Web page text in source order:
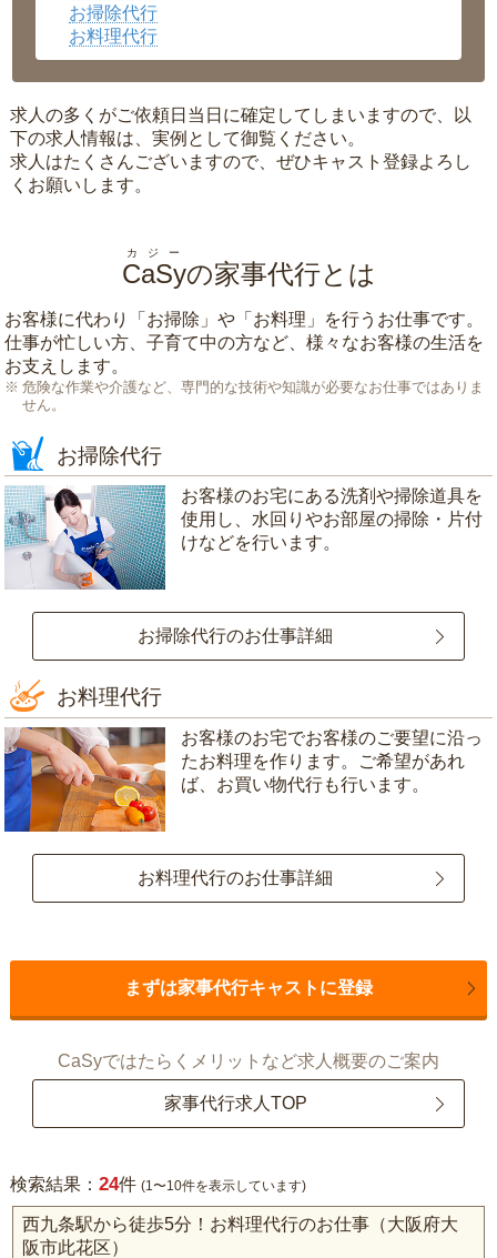
お掃除代行
お料理代行
求人の多くがご依頼日当日に確定してしまいますので、以
下の求人情報は、実例として御覧ください。
求人はたくさんございますので、ぜひキャスト登録よろし
くお願いします。
CaSy
カジー
の家事代行とは
お客様に代わり「 お掃除 」や「 お料理 」を行うお仕事です。
仕事が忙しい方、子育て中の方など、様々なお客様の生活を
お支えします。
危険な作業や介護など、専門的な技術や知識が必要なお仕事ではありま
せん。
お掃除代行
お客様のお宅にある洗剤や掃除道具を
使用し、水回りやお部屋の掃除・片付
けなどを行います。
お掃除代行のお仕事詳細
お料理代行
お客様のお宅でお客様のご要望に沿っ
たお料理を作ります。ご希望があれ
ば、お買い物代行も行います。
お料理代行のお仕事詳細
まずは家事代行キャストに登録
CaSyではたらくメリットなど求人概要のご案内
家事代行求人TOP
検索結果： 24件 (1〜10件を表示しています)
西九条駅から徒歩5分！お料理代行のお仕事（大阪府大
阪市此花区）